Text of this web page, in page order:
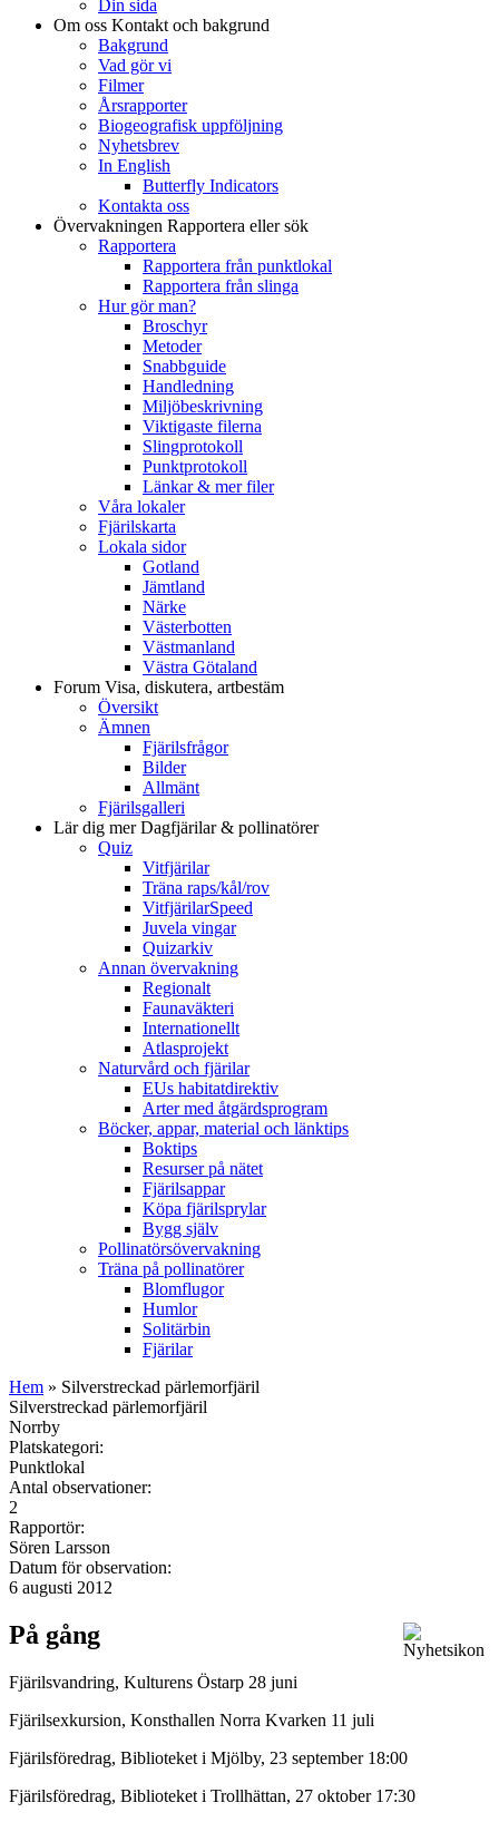
Din sida
Om oss Kontakt och bakgrund
Bakgrund
Vad gör vi
Filmer
Årsrapporter
Biogeografisk uppföljning
Nyhetsbrev
In English
Butterfly Indicators
Kontakta oss
Övervakningen Rapportera eller sök
Rapportera
Rapportera från punktlokal
Rapportera från slinga
Hur gör man?
Broschyr
Metoder
Snabbguide
Handledning
Miljöbeskrivning
Viktigaste filerna
Slingprotokoll
Punktprotokoll
Länkar & mer filer
Våra lokaler
Fjärilskarta
Lokala sidor
Gotland
Jämtland
Närke
Västerbotten
Västmanland
Västra Götaland
Forum Visa, diskutera, artbestäm
Översikt
Ämnen
Fjärilsfrågor
Bilder
Allmänt
Fjärilsgalleri
Lär dig merDagfjärilar & pollinatörer
Quiz
Vitfjärilar
Träna raps/kål/rov
VitfjärilarSpeed
Juvela vingar
Quizarkiv
Annan övervakning
Regionalt
Faunaväkteri
Internationellt
Atlasprojekt
Naturvård och fjärilar
EUs habitatdirektiv
Arter med åtgärdsprogram
Böcker, appar, material och länktips
Boktips
Resurser på nätet
Fjärilsappar
Köpa fjärilsprylar
Bygg själv
Pollinatörsövervakning
Träna på pollinatörer
Blomflugor
Humlor
Solitärbin
Fjärilar
Hem » Silverstreckad pärlemorfjäril
Silverstreckad pärlemorfjäril
Norrby
Platskategori:
Punktlokal
Antal observationer:
2
Rapportör:
Sören Larsson
Datum för observation:
6 augusti 2012
På gång
Fjärilsvandring, Kulturens Östarp 28 juni
Fjärilsexkursion, Konsthallen Norra Kvarken 11 juli
Fjärilsföredrag, Biblioteket i Mjölby, 23 september 18:00
Fjärilsföredrag, Biblioteket i Trollhättan, 27 oktober 17:30